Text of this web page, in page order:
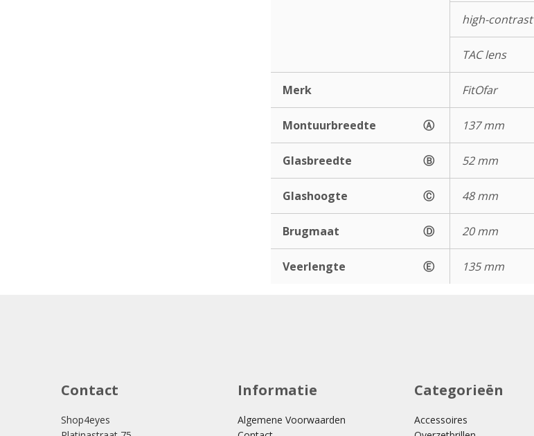
high-contrast
TAC lens
Merk FitOfar
Montuurbreedte Ⓐ 137 mm
Glasbreedte Ⓑ 52 mm
Glashoogte Ⓒ 48 mm
Brugmaat Ⓓ 20 mm
Veerlengte Ⓔ 135 mm
Contact
Shop4eyes
Informatie
Algemene Voorwaarden
Categorieën
Accessoires